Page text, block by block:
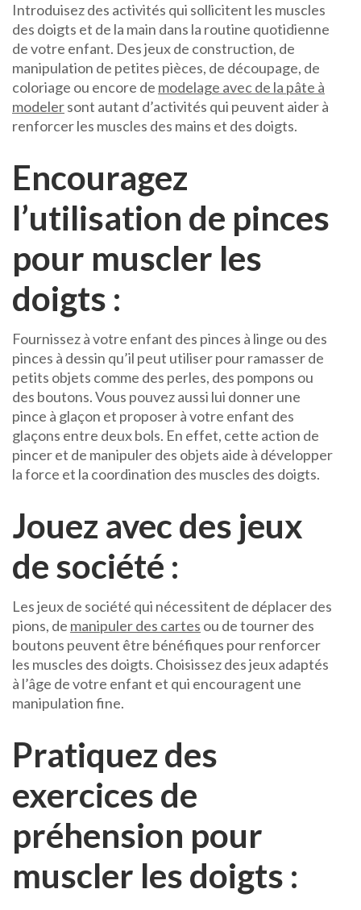
Introduisez des activités qui sollicitent les muscles
des doigts et de la main dans la routine quotidienne
de votre enfant. Des jeux de construction, de
manipulation de petites pièces, de découpage, de
coloriage ou encore de modelage avec de la pâte à
modelersont autant d’activités qui peuvent aider à
renforcer les muscles des mains et des doigts.
Encouragez
l’utilisation de pinces
pour muscler les
doigts :
Fournissez à votre enfant des pinces à linge ou des
pinces à dessin qu’il peut utiliser pour ramasser de
petits objets comme des perles, des pompons ou
des boutons. Vous pouvez aussi lui donner une
pince à glaçon et proposer à votre enfant des
glaçons entre deux bols. En effet, cette action de
pincer et de manipuler des objets aide à développer
la force et la coordination des muscles des doigts.
Jouez avec des jeux
de société :
Les jeux de société qui nécessitent de déplacer des
pions, de manipuler des cartes ou de tourner des
boutons peuvent être bénéfiques pour renforcer
les muscles des doigts. Choisissez des jeux adaptés
à l’âge de votre enfant et qui encouragent une
manipulation fine.
Pratiquez des
exercices de
préhension pour
muscler les doigts :